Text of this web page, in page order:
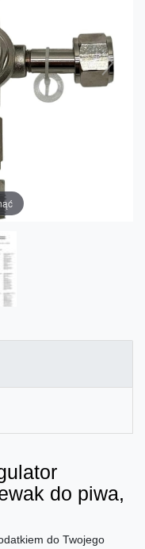
do piwa,
do Twojego